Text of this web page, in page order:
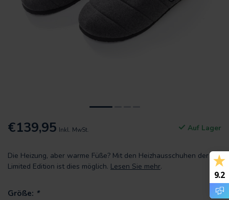
€139,95 Inkl. MwSt. Auf Lager
Die Heizung, aber warme Füße? Mit den Heizhausschuhen der
Limited Edition ist dies möglich. Lesen Sie mehr.
Größe: *
9.2